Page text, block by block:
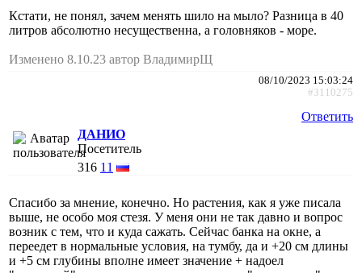
Кстати, не понял, зачем менять шило на мыло? Разница в 40
литров абсолютно несущественна, а головняков - море.
Изменено 8.10.23 автор ВладимирЩ
08/10/2023 15:03:24
#3110275
Ответить
ДАНИО
Посетитель
316 11
Спасибо за мнение, конечно. Но растения, как я уже писала
выше, не особо моя стезя. У меня они не так давно и вопрос
возник с тем, что и куда сажать. Сейчас банка на окне, а
переедет в нормальные условия, на тумбу, да и +20 см длины
и +5 см глубины вполне имеет значение + надоел